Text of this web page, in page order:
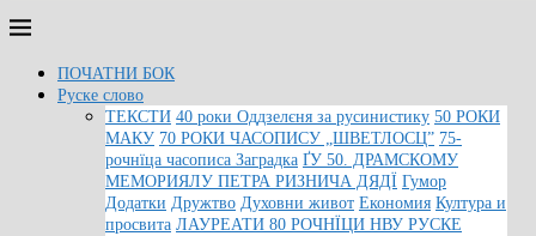
ПОЧАТНИ БОК
Руске слово
ТЕКСТИ 40 роки Оддзелєня за русинистику 50 РОКИ
МАКУ 70 РОКИ ЧАСОПИСУ „ШВЕТЛОСЦ” 75-
рочнїца часописа Заградка ҐУ 50. ДРАМСКОМУ
МЕМОРИЯЛУ ПЕТРА РИЗНИЧА ДЯДЇ Гумор
Додатки Дружтво Духовни живот Економия Култура и
просвита ЛАУРЕАТИ 80 РОЧНЇЦИ НВУ РУСКЕ